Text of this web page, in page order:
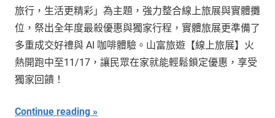
旅行，生活更精彩」為主題，強力整合線上旅展與實體攤
位，祭出全年度最殺優惠與獨家行程，實體旅展更準備了
多重成交好禮與 AI 咖啡體驗。山富旅遊【線上旅展】火
熱開跑中至11/17，讓民眾在家就能輕鬆鎖定優惠，享受
獨家回饋！
Continue reading